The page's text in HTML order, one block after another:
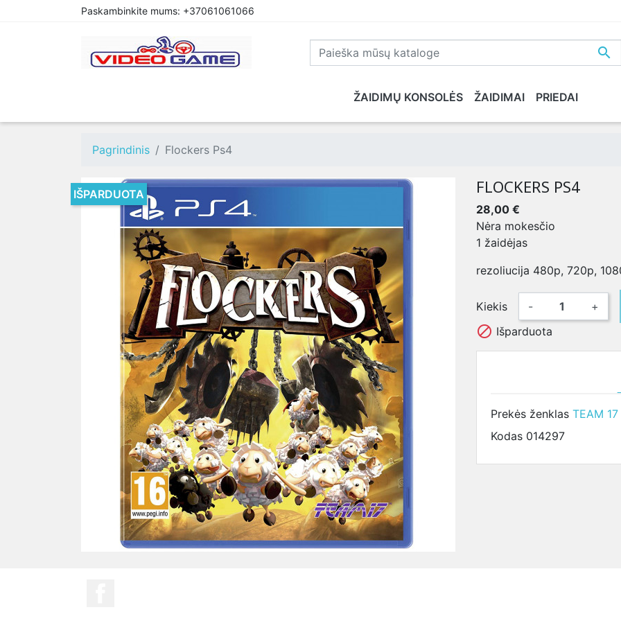
Paskambinkite mums: +37061061066

ŽAIDIMŲ KONSOLĖS ŽAIDIMAI
PREORDER PLAYSTATION 4 XBOX ONE PLAYSTATION 5 XBOX SERIES X NINTENDO
PRIEDAI
Pagrindinis Flockers Ps4
IŠPARDUOTA FLOCKERS PS4
28,00 €
Nėra mokesčio
1 žaidėjas
rezoliucija 480p, 720p,
Kiekis - +
 Išparduota
Prekės ženklas TEAM 17
Kodas 014297